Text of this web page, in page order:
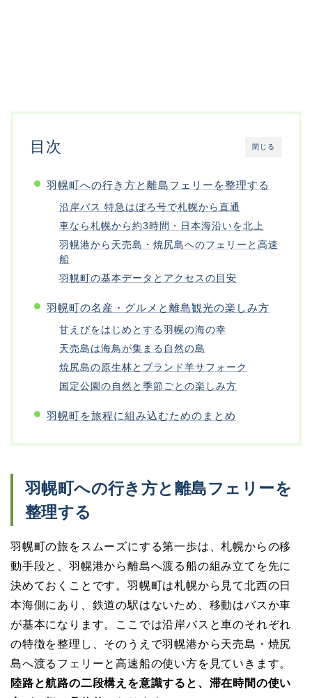
閉じる
目次
羽幌町への行き方と離島フェリーを整理する
沿岸バス 特急はぼろ号で札幌から直通
車なら札幌から約3時間・日本海沿いを北上
羽幌港から天売島・焼尻島へのフェリーと高速
船
羽幌町の基本データとアクセスの目安
羽幌町の名産・グルメと離島観光の楽しみ方
甘えびをはじめとする羽幌の海の幸
天売島は海鳥が集まる自然の島
焼尻島の原生林とブランド羊サフォーク
国定公園の自然と季節ごとの楽しみ方
羽幌町を旅程に組み込むためのまとめ
羽幌町への行き方と離島フェリーを
整理する
羽幌町の旅をスムーズにする第一歩は、札幌からの移
動手段と、羽幌港から離島へ渡る船の組み立てを先に
決めておくことです。羽幌町は札幌から見て北西の日
本海側にあり、鉄道の駅はないため、移動はバスか車
が基本になります。ここでは沿岸バスと車のそれぞれ
の特徴を整理し、そのうえで羽幌港から天売島・焼尻
島へ渡るフェリーと高速船の使い方を見ていきます。
陸路と航路の二段構えを意識すると、滞在時間の使い